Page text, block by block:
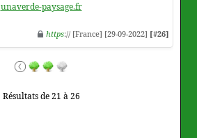
unaverde-paysage.fr
https:// [France] [29-09-2022] [#26]
Résultats de 21 à 26